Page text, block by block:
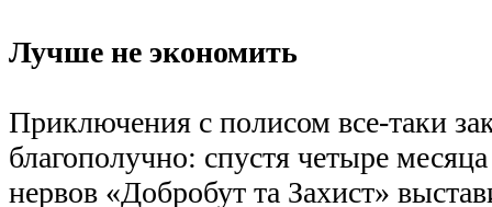
Лучше не экономить
Приключения с полисом все-таки
благополучно: спустя четыре
нервов «Добробут та Захист»